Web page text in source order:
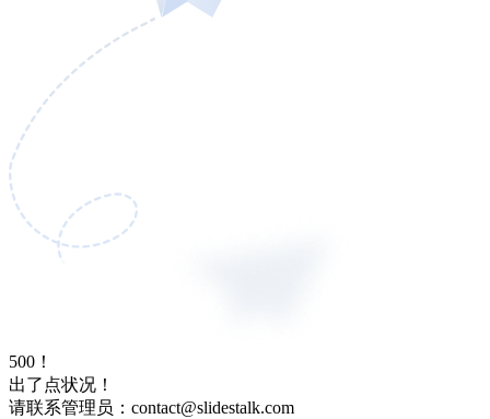
500！
出了点状况！
请联系管理员：contact@slidestalk.com